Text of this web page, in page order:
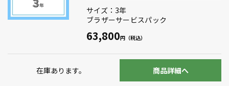
サイズ：3年
ブラザーサービスパック
63,800
在庫あります。 商品詳細へ